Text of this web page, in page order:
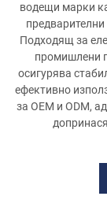
водещи марки
Подходящ за
промишлени
осигурява
ефективно
за OEM и ODM,